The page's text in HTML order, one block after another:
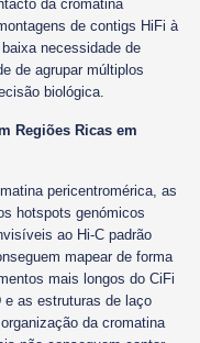
da cromatina
de contigs HiFi à
necessidade de
de agrupar múltiplos
biológica.
Regiões Ricas em
pericentromérica, as
hotspots genómicos
ao Hi-C padrão
mapear de forma
mais longos do CiFi
as estruturas de laço
da cromatina